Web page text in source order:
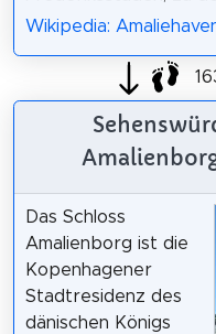
Wikipedia:
Das Schloss
Amalienborg ist die
Kopenhagener
Stadtresidenz des
dänischen Königs